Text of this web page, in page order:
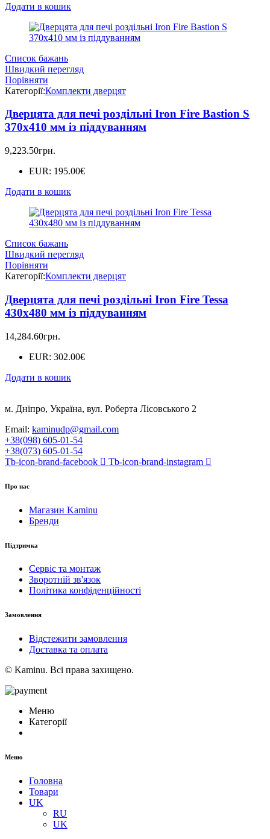
Додати в кошик
Список бажань
Швидкий перегляд
Порівняти
Категорії:Комплекти дверцят
Дверцята для печі роздільні Iron Fire Bastion S
370х410 мм із піддуванням
9,223.50грн.
EUR: 195.00€
Додати в кошик
Список бажань
Швидкий перегляд
Порівняти
Категорії:Комплекти дверцят
Дверцята для печі роздільні Iron Fire Tessa
430х480 мм із піддуванням
14,284.60грн.
EUR: 302.00€
Додати в кошик
м. Дніпро, Україна, вул. Роберта Лісовського 2
Email: kaminudp@gmail.com
+38(098) 605-01-54
+38(073) 605-01-54
Tb-icon-brand-facebook
Tb-icon-brand-instagram
Про нас
Магазин Kaminu
Бренди
Підтримка
Сервіс та монтаж
Зворотній зв'язок
Політика конфіденційності
Замовлення
Відстежити замовлення
Доставка та оплата
© Kaminu. Всі права захищено.
Меню
Категорії
Меню
Головна
Товари
UK
RU
UK